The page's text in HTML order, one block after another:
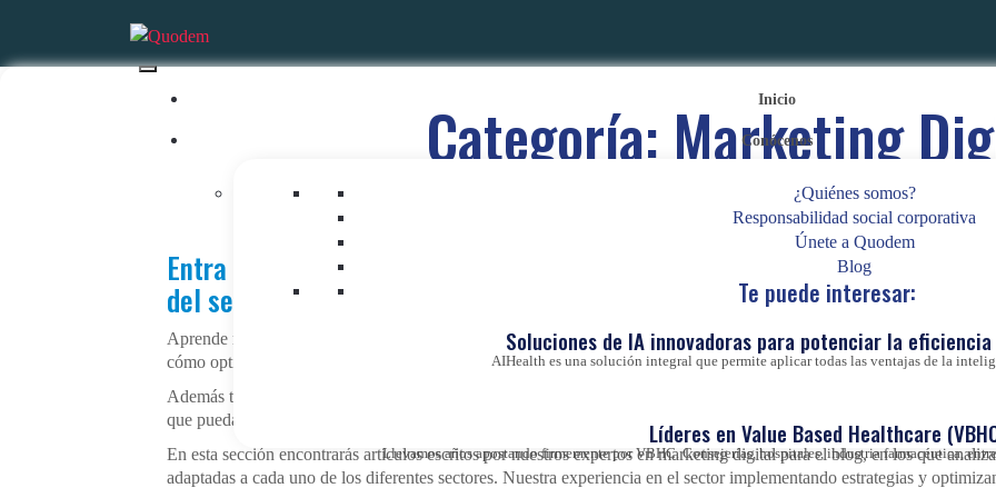
Inicio
Conócenos
¿Quiénes somos?
Responsabilidad social corporativa
Únete a Quodem
Blog
Te puede interesar:
Soluciones de IA innovadoras para potenciar la
AIHealth es una solución integral que permite aplicar todas las ventajas de la
Líderes en Value Based Healthcare
Llevamos años apostando firmemente por VBHC. Consejerías, hospitales, industria farmacéutica,
Categoría: Marketing
Entra en nuestro blog de marketing digital y social media para descubrir
del sector.
Aprende más sobre marketing digital con nuestros artículos. Analizamos las diferentes estrategias de marketing y
cómo optimizarlas para mejorar tus resultados empresariales.
Además también hablaremos, de social media, donde descubrirás todos los tips para mejorar tus RRSS y diferentes
que puedas alcanzar todos los objetivos que marques desde tu empresa.
En esta sección encontrarás artículos escritos por nuestrosexpertos en marketing digitalpara el blog, en los que
adaptadas a cada uno de los diferentes sectores. Nuestra experiencia en el sector implementando estrategias y